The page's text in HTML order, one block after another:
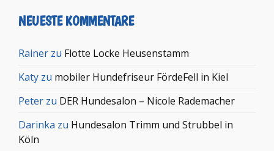
NEUESTE KOMMENTARE
Rainer zu Flotte Locke Heusenstamm
Katy zu mobiler Hundefriseur FördeFell in Kiel
Peter zu DER Hundesalon – Nicole Rademacher
Darinka zu Hundesalon Trimm und Strubbel in
Köln